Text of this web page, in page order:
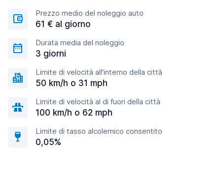
Prezzo medio del noleggio auto
61 € al giorno
Durata media del noleggio
3 giorni
Limite di velocità all'interno della città
50 km/h o 31 mph
Limite di velocità al di fuori della città
100 km/h o 62 mph
Limite di tasso alcolemico consentito
0,05%